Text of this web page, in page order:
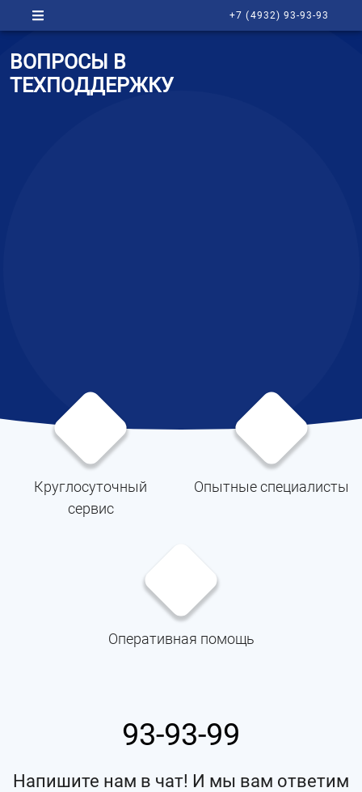
+7 (4932) 93-93-93
ВОПРОСЫ В
ТЕХПОДДЕРЖКУ
Круглосуточный
сервис
Опытные специалисты
Оперативная помощь
93-93-99
Напишите нам в чат! И мы вам ответим